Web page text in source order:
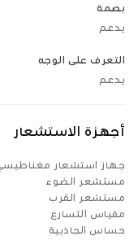
بصمة
يدعم
التعرف على الوجه
يدعم
أجهزة الاستشعار
جهاز استشعار
مستشعر الضوء
مستشعر القرب
مقياس التسارع
حساس الجاذبية